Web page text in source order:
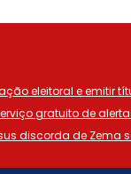
eleitoral e emitir
gratuito de
discorda de Zema